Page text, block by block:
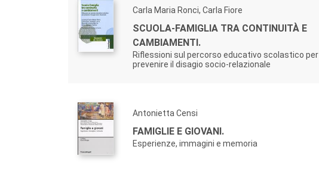
Carla Maria Ronci, Carla Fiore
SCUOLA-FAMIGLIA TRA CONTINUITÀ E
CAMBIAMENTI.
Riflessioni sul percorso educativo scolastico per
prevenire il disagio socio-relazionale
Antonietta Censi
FAMIGLIE E GIOVANI.
Esperienze, immagini e memoria